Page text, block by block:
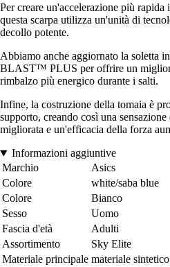
Per creare un'accelerazione più
questa scarpa utilizza un'unità di
decollo potente.
Abbiamo anche aggiornato la soletta
BLAST™ PLUS per offrire un miglior
rimbalzo più energico durante i salti.
Infine, la costruzione della tomaia è
supporto, creando così una
migliorata e un'efficacia della forza
Informazioni aggiuntive
Marchio
Asics
Colore
white/saba blue
Colore
Bianco
Sesso
Uomo
Fascia d'età
Adulti
Assortimento
Sky Elite
Materiale principale materiale sintetico